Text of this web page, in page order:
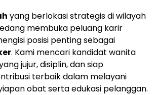
yang berlokasi strategis di wilayah
membuka peluang karir
posisi penting sebagai
. Kami mencari kandidat wanita
jujur, disiplin, dan siap
terbaik dalam melayani
obat serta edukasi pelanggan.